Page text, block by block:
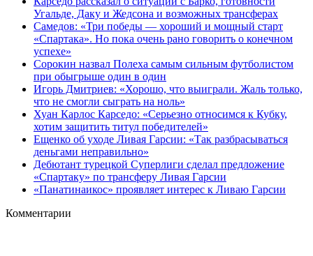
Угальде, Даку и Жедсона и возможных трансферах
Самедов: «Три победы — хороший и мощный старт
«Спартака». Но пока очень рано говорить о конечном
успехе»
Сорокин назвал Полеха самым сильным футболистом
при обыгрыше один в один
Игорь Дмитриев: «Хорошо, что выиграли. Жаль только,
что не смогли сыграть на ноль»
Хуан Карлос Карседо: «Серьезно относимся к Кубку,
хотим защитить титул победителей»
Ещенко об уходе Ливая Гарсии: «Так разбрасываться
деньгами неправильно»
Дебютант турецкой Суперлиги сделал предложение
«Спартаку» по трансферу Ливая Гарсии
«Панатинаикос» проявляет интерес к Ливаю Гарсии
Комментарии